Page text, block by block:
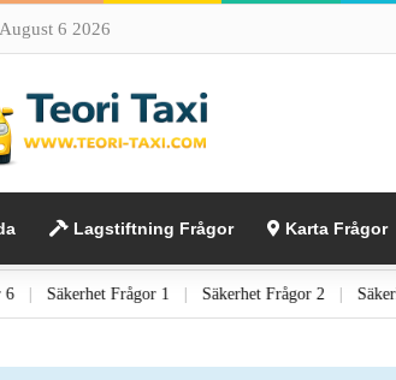
6 2026
Lagstiftning Frågor Karta Frågor
6 | Säkerhet Frågor 1 | Säkerhet Frågor 2 |